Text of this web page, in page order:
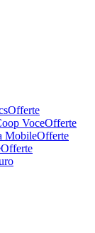
Offerte
VoceOfferte
MobileOfferte
Offerte